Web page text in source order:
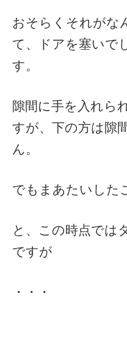
おそらくそれがな
て、ドアを塞いで
す。
隙間に手を入れら
すが、下の方は隙
ん。
でもまあたいした
と、この時点では
ですが
・・・